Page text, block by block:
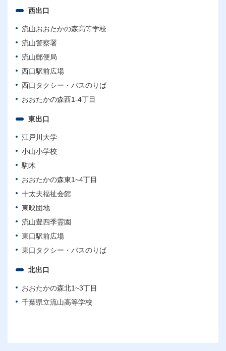
西出口
流山おおたかの森高等学校
流山警察署
流山郵便局
西口駅前広場
西口タクシー・バスのりば
おおたかの森西1-4丁目
東出口
江戸川大学
小山小学校
駒木
おおたかの森東1~4丁目
十太夫福祉会館
東映団地
流山豊四季霊園
東口駅前広場
東口タクシー・バスのりば
北出口
おおたかの森北1~3丁目
千葉県立流山高等学校